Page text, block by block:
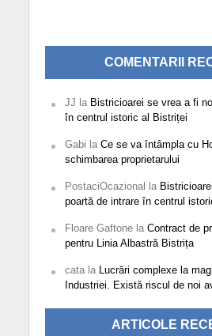
COMENTARII
JJ la Bistricioarei se vrea a fi
în centrul istoric al Bistriței
Gabi la Ce se va întâmpla cu
schimbarea proprietarului
PostaciOcazional la
poartă de intrare în centrul
Floare Gaftonela Contract de
pentru Linia Albastră Bistrița
catala Lucrări complexe la
Industriei. Există riscul de noi
ARTICOLE